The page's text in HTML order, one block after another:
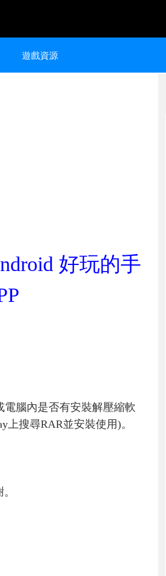
遊戲資源
好玩的手
腦內是否有安裝解壓縮軟
上搜尋RAR並安裝使用)。